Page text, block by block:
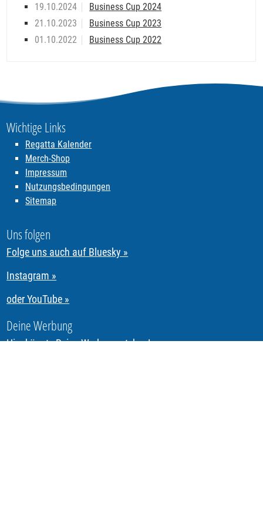
19.10.2024
Business Cup 2024
21.10.2023
Business Cup 2023
01.10.2022
Business Cup 2022
Wichtige Links
Regatta Kalender
Merch-Shop
Impressum
Nutzungsbedingungen
Sitemap
Uns folgen
Folge uns auch auf Bluesky »
Instagram »
oder YouTube »
Deine Werbung
Hier könnte Deine Werbung stehen!